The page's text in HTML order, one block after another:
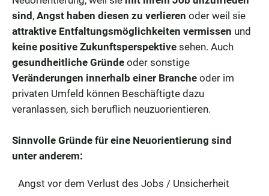
sind , Angst haben diesen zu verlieren oder weil sie
attraktive Entfaltungsmöglichkeiten vermissen und
keine positive Zukunftsperspektive sehen. Auch
gesundheitliche Gründe oder sonstige
Veränderungen innerhalb einer Branche oder im
privaten Umfeld können Beschäftigte dazu
veranlassen, sich beruflich neuzuorientieren.
Sinnvolle Gründe für eine Neuorientierung sind
unter anderem:
Angst vor dem Verlust des Jobs / Unsicherheit